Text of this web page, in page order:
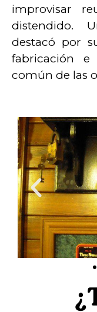
improvisar
distendido.
destacó por
fabricación
común de las